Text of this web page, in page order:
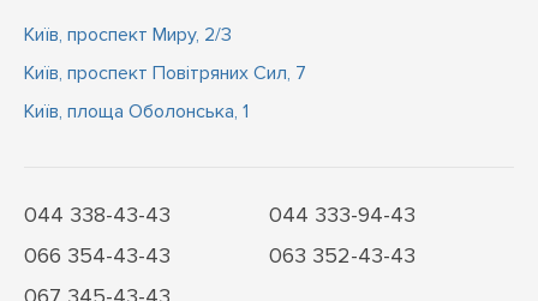
Київ, проспект Миру, 2/3
Київ, проспект Повітряних Сил, 7
Київ, площа Оболонська, 1
044 338-43-43
044 333-94-43
066 354-43-43
063 352-43-43